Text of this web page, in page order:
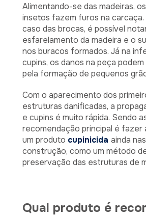
Alimentando-se das madeiras,
insetos fazem furos na
caso das brocas, é possível
esfarelamento da madeira e o
nos buracos formados. Já na
cupins, os danos na peça
pela formação de pequenos
Com o aparecimento dos
estruturas danificadas, a
e cupins é muito rápida. Sendo
recomendação principal é fazer
um produto cupinicida ainda
construção, como um método
preservação das estruturas de
Qual produto é